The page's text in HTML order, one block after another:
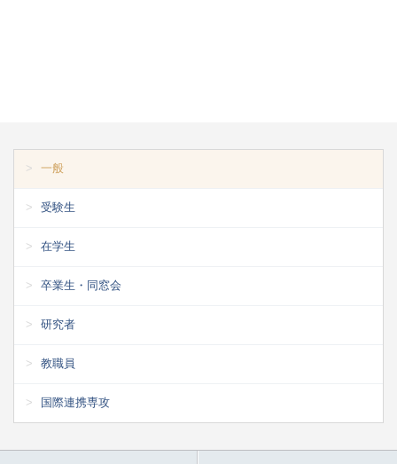
一般
受験生
在学生
卒業生・同窓会
研究者
教職員
国際連携専攻